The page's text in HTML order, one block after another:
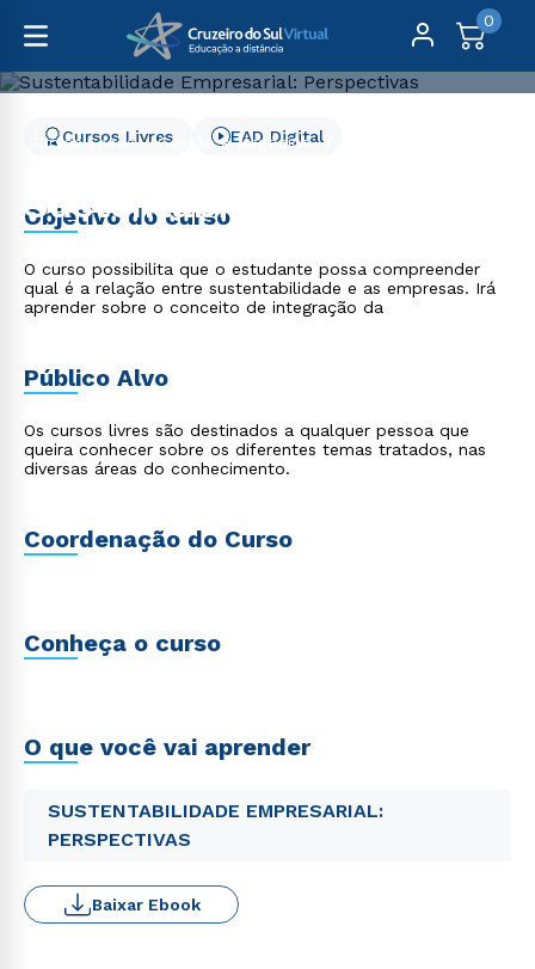
0
Cursos Livres
Gestão e Negócios
Sustentabilidade
Empresarial: Perspectivas
Cursos Livres EAD Digital
Objetivo do curso
O curso possibilita que o estudante possa compreender
qual é a relação entre sustentabilidade e as empresas. Irá
aprender sobre o conceito de integração da
Público Alvo
Os cursos livres são destinados a qualquer pessoa que
queira conhecer sobre os diferentes temas tratados, nas
diversas áreas do conhecimento.
Coordenação do Curso
Conheça o curso
O que você vai aprender
SUSTENTABILIDADE EMPRESARIAL:
PERSPECTIVAS
Baixar Ebook